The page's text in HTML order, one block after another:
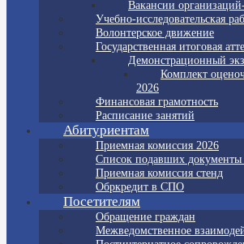
Вакансии
Учебно-исследовательская
Волонтерское движение
Государственная итоговая
Демонстрационный
Комплект
2026
Финансовая грамотность
Расписание занятий
Абитуриентам
Приемная комиссия 2026
Список подавших документы
Приемная комиссия стенд
Обркредит в СПО
Посетителям
Обращение граждан
Межведомственное